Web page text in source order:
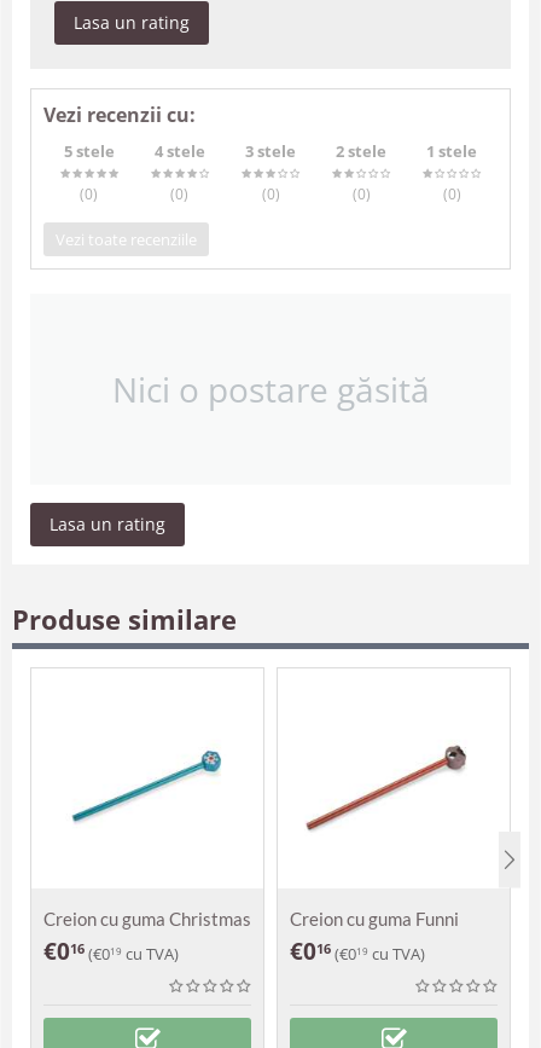
Lasa un rating
Vezi recenzii cu:
5 stele
(0)
4 stele
(0)
3 stele
(0)
2 stele
(0)
1 stele
(0)
Vezi toate recenziile
Nici o postare găsită
Lasa un rating
Produse similare
Creion cu guma Christmas
€016 (€019 cu TVA)
Creion cu guma Funni
Max
€016 (€019 cu TVA)